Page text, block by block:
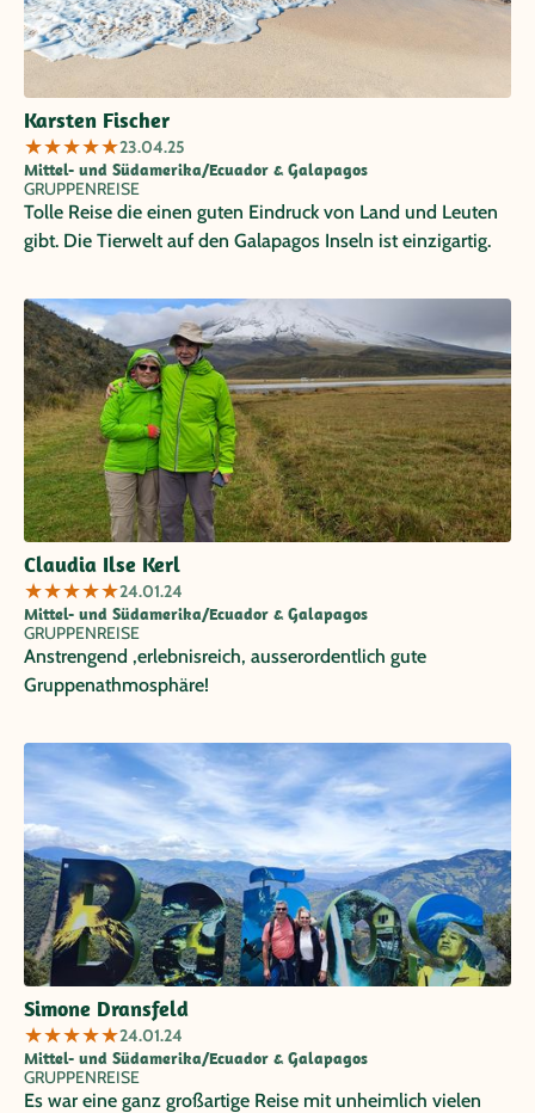
Karsten Fischer
★★★★★23.04.25
Mittel- und Südamerika/Ecuador & Galapagos
GRUPPENREISE
Tolle Reise die einen guten Eindruck von Land und Leuten
gibt. Die Tierwelt auf den Galapagos Inseln ist einzigartig.
Claudia Ilse Kerl
★★★★★24.01.24
Mittel- und Südamerika/Ecuador & Galapagos
GRUPPENREISE
Anstrengend ,erlebnisreich, ausserordentlich gute
Gruppenathmosphäre!
Simone Dransfeld
★★★★★24.01.24
Mittel- und Südamerika/Ecuador & Galapagos
GRUPPENREISE
Es war eine ganz großartige Reise mit unheimlich vielen